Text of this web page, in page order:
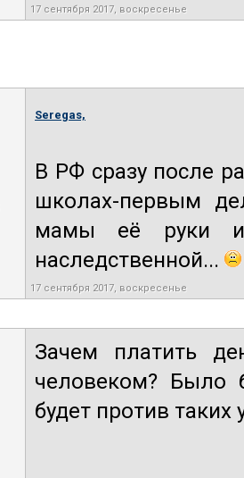
17 сентября 2017, воскресенье
Seregas,
В РФ сразу после
школах-первым
мамы её руки
наследственной...
17 сентября 2017, воскресенье
Зачем платить
человеком?
будет против таких